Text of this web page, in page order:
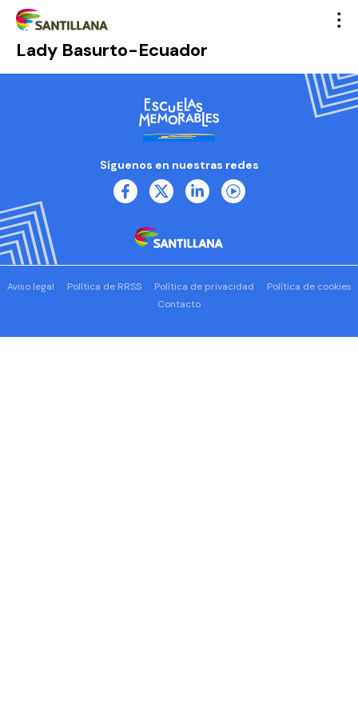
Lady Basurto-Ecuador
Síguenos en nuestras redes
Aviso legal Política de RRSS Política de privacidad
Política de cookies
Contacto